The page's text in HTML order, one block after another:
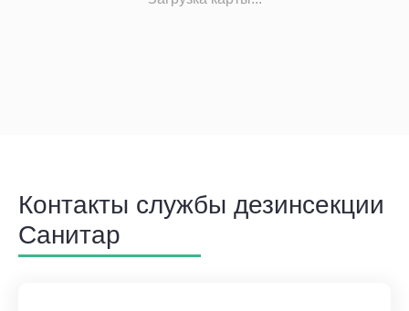
Контакты службы дезинсекции
Санитар